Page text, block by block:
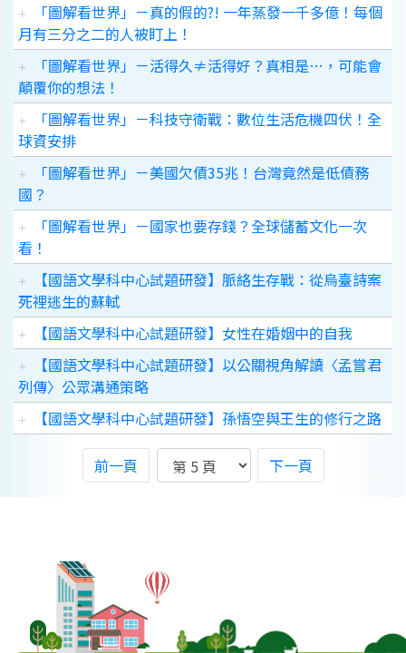
「圖解看世界」－真的假的?! 一年蒸發一千多億！每個
月有三分之二的人被盯上！
「圖解看世界」－活得久≠活得好？真相是…，可能會
顛覆你的想法！
「圖解看世界」－科技守衛戰：數位生活危機四伏！全
球資安排
「圖解看世界」－美國欠債35兆！台灣竟然是低債務
國？
「圖解看世界」－國家也要存錢？全球儲蓄文化一次
看！
【國語文學科中心試題研發】脈絡生存戰：從烏臺詩案
死裡逃生的蘇軾
【國語文學科中心試題研發】女性在婚姻中的自我
【國語文學科中心試題研發】以公關視角解讀〈孟嘗君
列傳〉公眾溝通策略
【國語文學科中心試題研發】孫悟空與王生的修行之路
前一頁 下一頁